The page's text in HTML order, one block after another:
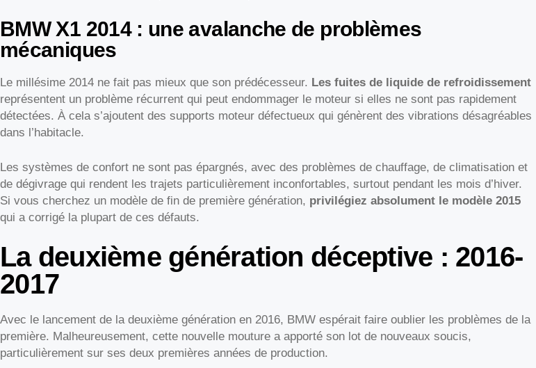
BMW X1 2014 : une avalanche de problèmes
mécaniques
Le millésime 2014 ne fait pas mieux que son prédécesseur. Les fuites de liquide de refroidissement
représentent un problème récurrent qui peut endommager le moteur si elles ne sont pas rapidement
détectées. À cela s’ajoutent des supports moteur défectueux qui génèrent des vibrations désagréables
dans l’habitacle.
Les systèmes de confort ne sont pas épargnés, avec des problèmes de chauffage, de climatisation et
de dégivrage qui rendent les trajets particulièrement inconfortables, surtout pendant les mois d’hiver.
Si vous cherchez un modèle de fin de première génération, privilégiez absolument le modèle 2015
qui a corrigé la plupart de ces défauts.
La deuxième génération déceptive : 2016-
2017
Avec le lancement de la deuxième génération en 2016, BMW espérait faire oublier les problèmes de la
première. Malheureusement, cette nouvelle mouture a apporté son lot de nouveaux soucis,
particulièrement sur ses deux premières années de production.